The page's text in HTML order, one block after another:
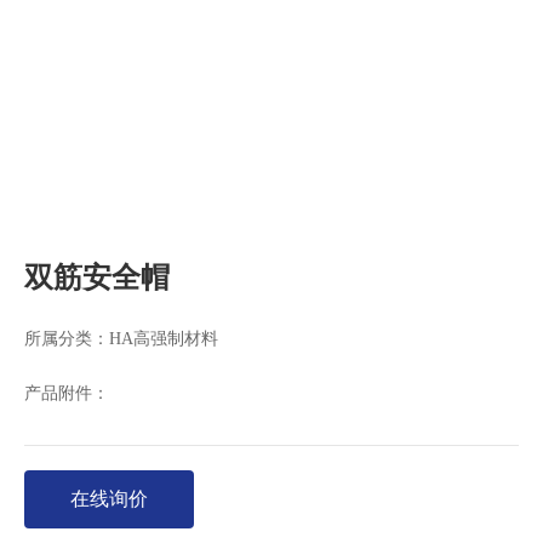
双筋安全帽
所属分类： HA高强制材料
产品附件：
在线询价